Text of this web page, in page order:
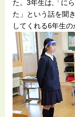
た。3年生は,「に
た」という話を聞
してくれる6年生